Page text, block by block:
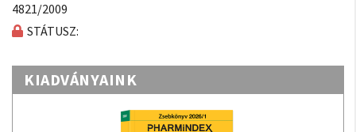
4821/2009
STÁTUSZ:
KIADVÁNYAINK